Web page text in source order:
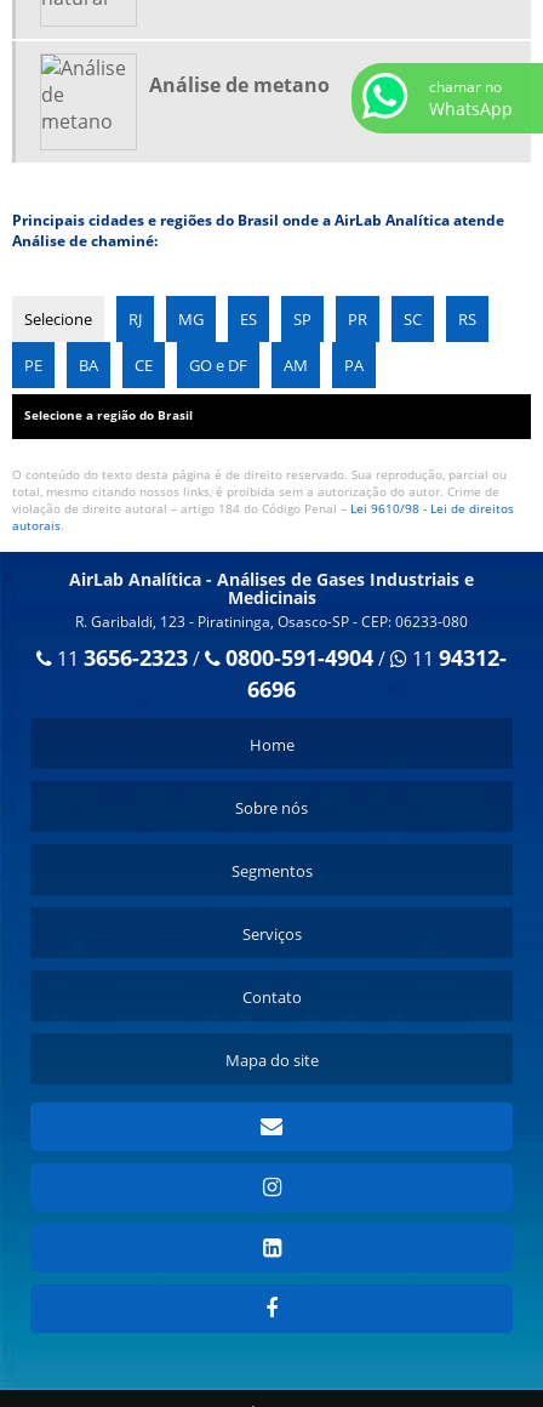
INDÚSTRIA DE GASES INDUSTRIAIS
INDÚSTRIA DE GASES MEDICINAIS
LABORATÓRIO DE ANÁLISE DE AR
TESTE DE ESTANQUEIDADE
Análise de metano
Principais cidades e regiões do Brasil onde a AirLab Analítica atende
Análise de chaminé:
Selecione RJ MG ES SP PR SC RS
PE BA CE GO e DF AM PA
Selecione a região do Brasil
O conteúdo do texto desta página é de direito reservado. Sua reprodução, parcial ou
total, mesmo citando nossos links, é proibida sem a autorização do autor. Crime de
violação de direito autoral – artigo 184 do Código Penal – Lei 9610/98 - Lei de direitos
autorais
AirLab Analítica - Análises de Gases Industriais e
Medicinais
R. Garibaldi, 123 - Piratininga, Osasco-SP - CEP: 06233-080
11 3656-2323/ 0800-591-4904/ 11 94312-
6696
Home
Sobre nós
Segmentos
Serviços
Contato
Mapa do site
chamar no
WhatsApp